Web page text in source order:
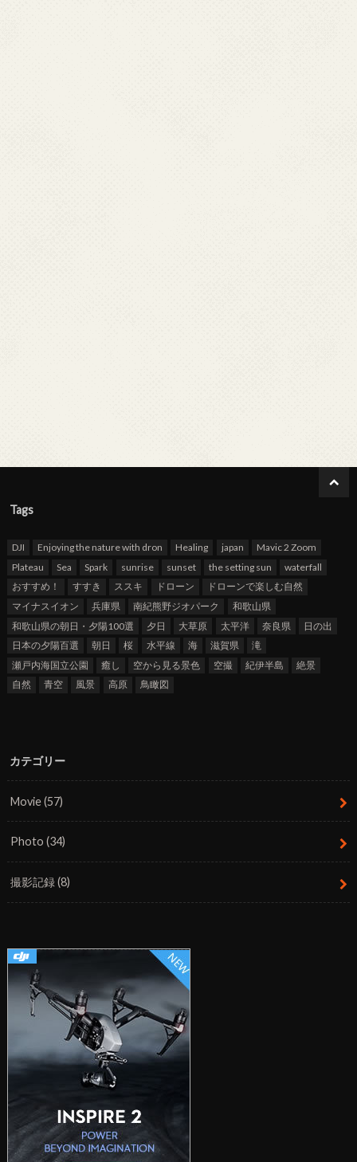
Tags
DJI Enjoying the nature with dron Healing japan
Mavic 2 Zoom
Plateau
Sea Spark sunrise sunset the setting sun
waterfall
おすすめ！
すすき ススキ ドローン
ドローンで楽しむ自然
マイナスイオン
兵庫県 南紀熊野ジオパーク
和歌山県
和歌山県の朝日・夕陽100選
夕日 大草原 太平洋 奈良県
日の出
日本の夕陽百選
朝日 桜 水平線 海 滋賀県
滝
瀬戸内海国立公園
癒し 空から見る景色 空撮 紀伊半島
絶景
自然
青空 風景 高原 鳥瞰図
カテゴリー
Movie(57)
Photo(34)
撮影記録(8)